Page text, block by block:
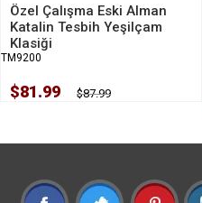
Özel Çalışma Eski Alman
Katalin Tesbih Yeşilçam
Klasiği
TM9200
$81.99 $87.99